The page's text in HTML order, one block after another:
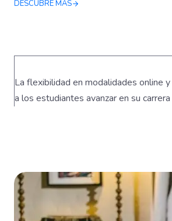
DESCUBRE MÁS
La flexibilidad en modalidades online
a los estudiantes avanzar en su